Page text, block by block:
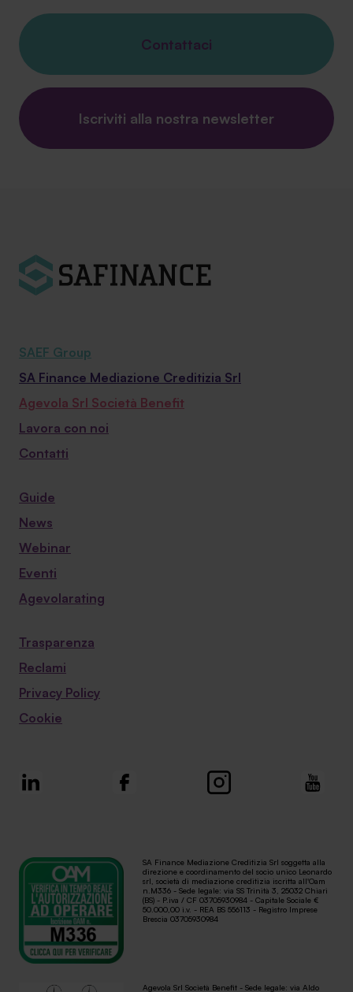
Contattaci
Iscriviti alla nostra newsletter
SAEF Group
SA Finance Mediazione Creditizia Srl
Agevola Srl Società Benefit
Lavora con noi
Contatti
Guide
News
Webinar
Eventi
Agevolarating
Trasparenza
Reclami
Privacy Policy
Cookie
SA Finance Mediazione Creditizia Srl soggetta alla
direzione e coordinamento del socio unico Leonardo
srl, società di mediazione creditizia iscritta all'Oam
n.M336 - Sede legale: via SS Trinità 3, 25032 Chiari
(BS) - P.iva / CF 03705930984 - Capitale Sociale €
50.000,00 i.v. - REA BS 556113 - Registro Imprese
Brescia 03705930984
Agevola Srl Società Benefit - Sede legale: via Aldo